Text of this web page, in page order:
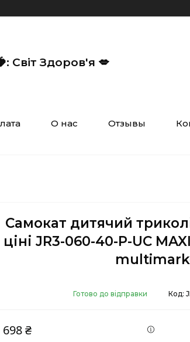
Світ Здоров'я 💋
О нас Отзывы
Самокат дитячий
ціні JR3-060-40-P-UC
Готово до відправки Код:
698 ₴